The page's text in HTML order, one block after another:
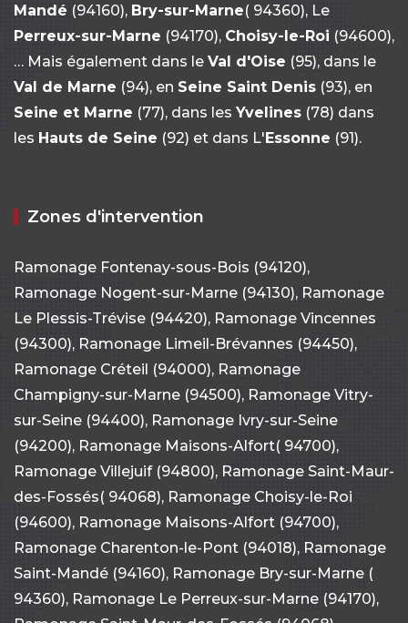
Mandé (94160), Bry-sur-Marne( 94360), Le
Perreux-sur-Marne (94170), Choisy-le-Roi (94600),
… Mais également dans le Val d'Oise (95), dans le
Val de Marne (94), en Seine Saint Denis (93), en
Seine et Marne (77), dans les Yvelines (78) dans
les Hauts de Seine (92) et dans L'Essonne (91).
Zones d'intervention
Ramonage Fontenay-sous-Bois (94120),
Ramonage Nogent-sur-Marne (94130), Ramonage
Le Plessis-Trévise (94420), Ramonage Vincennes
(94300), Ramonage Limeil-Brévannes (94450),
Ramonage Créteil (94000), Ramonage
Champigny-sur-Marne (94500), Ramonage Vitry-
sur-Seine (94400), Ramonage Ivry-sur-Seine
(94200), Ramonage Maisons-Alfort( 94700),
Ramonage Villejuif (94800), Ramonage Saint-Maur-
des-Fossés( 94068), Ramonage Choisy-le-Roi
(94600), Ramonage Maisons-Alfort (94700),
Ramonage Charenton-le-Pont (94018), Ramonage
Saint-Mandé (94160), Ramonage Bry-sur-Marne (
94360), Ramonage Le Perreux-sur-Marne (94170),